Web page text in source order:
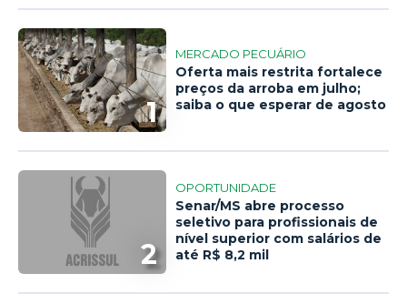
1
MERCADO PECUÁRIO
Oferta mais restrita fortalece
preços da arroba em julho;
saiba o que esperar de agosto
2
OPORTUNIDADE
Senar/MS abre processo
seletivo para profissionais de
nível superior com salários de
até R$ 8,2 mil